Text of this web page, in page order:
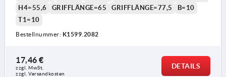
H4=55,6
GRIFFLÄNGE=65 GRIFFLÄNGE=77,5
B=10
T1=10
Bestellnummer: K1599.2082
17,46 €
zzgl. MwSt.
zzgl. Versandkosten
DETAILS